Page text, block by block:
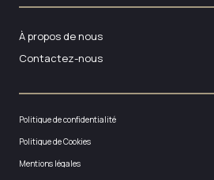
À propos de nous
Contactez-nous
Politique de confidentialité
Politique de Cookies
Mentions légales